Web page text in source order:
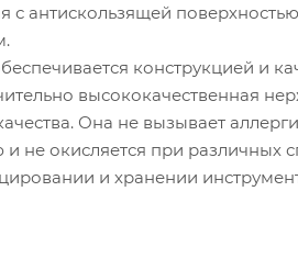
антискользящей
конструкцией и
высококачественная
Она не вызывает
не окисляется при различных
и хранении